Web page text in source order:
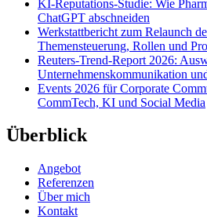
KI-Reputations-Studie: Wie
ChatGPT abschneiden
Werkstattbericht zum Relaunch
Themensteuerung, Rollen und
Reuters-Trend-Report 2026:
Unternehmenskommunikation
Events 2026 für Corporate
CommTech, KI und Social Media
Überblick
Angebot
Referenzen
Über mich
Kontakt